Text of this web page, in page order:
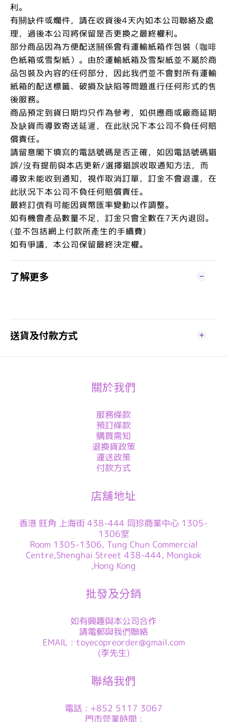
利。
有關缺件或爛件，請在收貨後4天內如本公司聯絡及處
理，過後本公司將保留是否更換之最終權利。
部分商品因為方便配送關係會有運輸紙箱作包裝（咖啡
色紙箱或雪梨紙）。由於運輸紙箱及雪梨紙並不屬於商
品包裝及內容的任何部分，因此我們並不會對所有運輸
紙箱的配送標籤、破損及缺陷等問題進行任何形式的售
後服務。
商品預定到貨日期均只作為參考，如供應商或廠商延期
及缺貨而導致寄送延遲，在此狀況下本公司不負任何賠
償責任。
請留意閣下填寫的電話號碼是否正確，如因電話號碼錯
誤/沒有提前與本店更新/選擇錯誤收取通知方法，而
導致未能收到通知，視作取消訂單，訂金不會退還，在
此狀況下本公司不負任何賠償責任。
最終訂價有可能因貨幣匯率變動以作調整。
如有機會產品數量不足，訂金只會全數在7天內退回。
(並不包括網上付款所產生的手續費)
如有爭議，本公司保留最終決定權。
了解更多
送貨及付款方式
關於我們
服務條款
預訂條款
購買需知
退換貨政策
運送政策
付款方式
店舖地址
香港 旺角 上海街 438-444 同珍商業中心 1305-
1306室
Room 1305-1306, Tung Chun Commercial
Centre,Shenghai Street 438-444, Mongkok
,Hong Kong
批發及分銷
如有興趣與本公司合作
請電郵與我們聯絡
EMAIL : toyecopreorder@gmail.com
(李先生)
聯絡我們
電話 : +852 5117 3067
門市營業時間 :